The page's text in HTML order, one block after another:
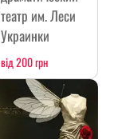
театр им. Леси
Украинки
від 200 грн